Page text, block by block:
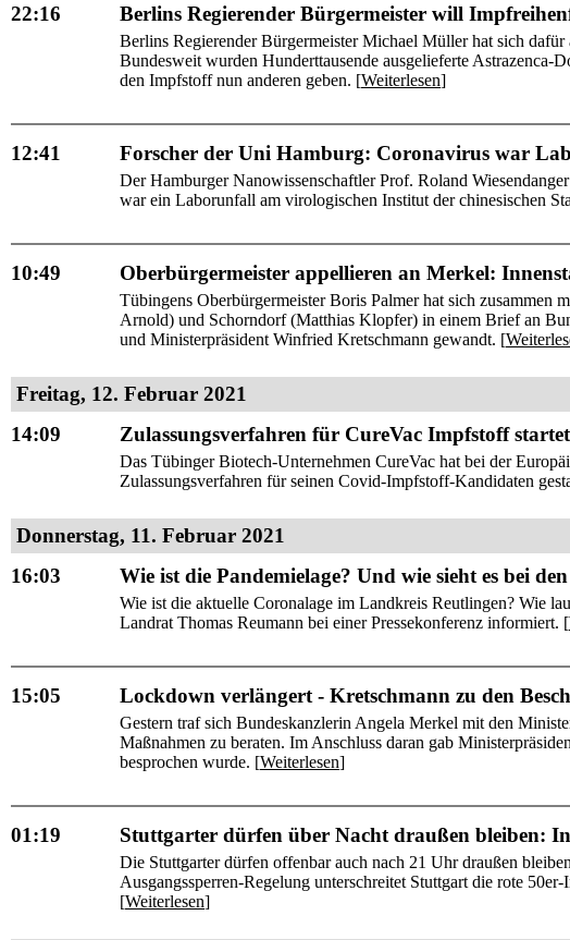
22:16
Berlins Regierender Bürgermeister will
Berlins Regierender Bürgermeister Michael Müller hat sich
Bundesweit wurden Hunderttausende ausgelieferte
den Impfstoff nun anderen geben. [Weiterlesen]
12:41 Forscher der Uni Hamburg: Coronavirus war
Der Hamburger Nanowissenschaftler Prof. Roland
war ein Laborunfall am virologischen Institut der chinesischen
10:49 Oberbürgermeister appellieren an Merkel:
Tübingens Oberbürgermeister Boris Palmer hat sich zusammen
Arnold) und Schorndorf (Matthias Klopfer) in einem Brief an
und Ministerpräsident Winfried Kretschmann gewandt. [
Freitag, 12. Februar 2021
14:09
Zulassungsverfahren für CureVac Impfstoff startet
Das Tübinger Biotech-Unternehmen CureVac hat bei der
Zulassungsverfahren für seinen Covid-Impfstoff-Kandidaten
Donnerstag, 11. Februar 2021
16:03
Wie ist die Pandemielage? Und wie sieht es bei
Wie ist die aktuelle Coronalage im Landkreis Reutlingen? Wie
Landrat Thomas Reumann bei einer Pressekonferenz informiert. [
15:05 Lockdown verlängert - Kretschmann zu den
Gestern traf sich Bundeskanzlerin Angela Merkel mit den
Maßnahmen zu beraten. Im Anschluss daran gab
besprochen wurde. [Weiterlesen]
01:19 Stuttgarter dürfen über Nacht draußen bleiben:
Die Stuttgarter dürfen offenbar auch nach 21 Uhr draußen
Ausgangssperren-Regelung unterschreitet Stuttgart die rote
[Weiterlesen]